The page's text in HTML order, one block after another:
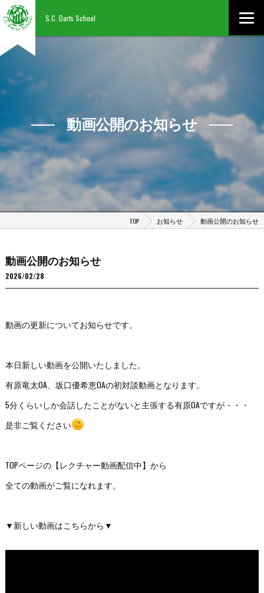
S.C. Darts School
動画公開のお知らせ
TOP お知らせ 動画公開のお知らせ
動画公開のお知らせ
2026/02/28
動画の更新についてお知らせです。
本日新しい動画を公開いたしました。
有原竜太OA、坂口優希恵OAの初対談動画となります。
5分くらいしか会話したことがないと主張する有原OAですが・・・
是非ご覧ください
TOPページの【レクチャー動画配信中】から
全ての動画がご覧になれます。
▼新しい動画はこちらから▼